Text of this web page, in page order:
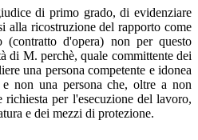
di primo grado, di evidenziare
alla ricostruzione del rapporto come
(contratto d'opera) non per questo
di M. perchè, quale committente dei
una persona competente e idonea
non una persona che, oltre a non
richiesta per l'esecuzione del lavoro,
e dei mezzi di protezione.